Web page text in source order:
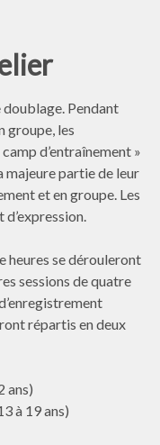
doublage. Pendant
groupe, les
d’entraînement »
majeure partie de leur
et en groupe. Les
heures se dérouleront
sessions de quatre
répartis en deux
ans)
à 19 ans)